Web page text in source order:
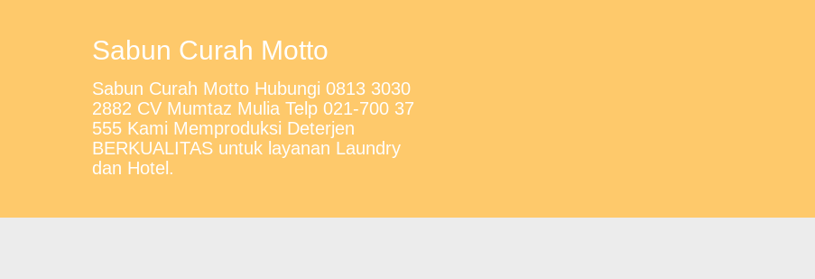
Sabun Curah Motto
Sabun Curah Motto Hubungi 0813 3030
2882 CV Mumtaz Mulia Telp 021-700 37
555 Kami Memproduksi Deterjen
BERKUALITAS untuk layanan Laundry
dan Hotel.